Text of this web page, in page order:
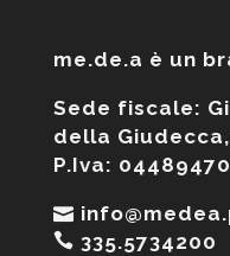
me.de.a è un
Sede fiscale:
della Giudecca,
P.Iva:
335.5734200